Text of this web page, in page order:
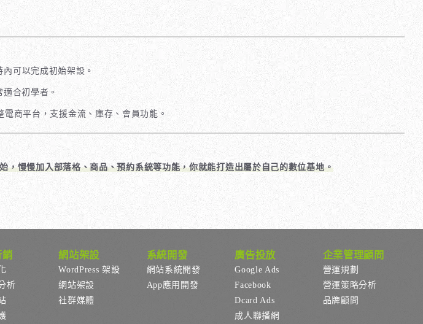
可以完成初始架設。
合初學者。
商平台，支援金流、庫存、會員功能。
，慢慢加入部落格、商品、預約系統等功能，你就能打造出屬於自己的數位基地。
析
網站架設
WordPress 架設
網站架設
社群媒體
系統開發
網站系統開發
App應用開發
廣告投放
Google Ads
Facebook
Dcard Ads
成人聯播網
企業管理顧問
營運規劃
營運策略分析
品牌顧問